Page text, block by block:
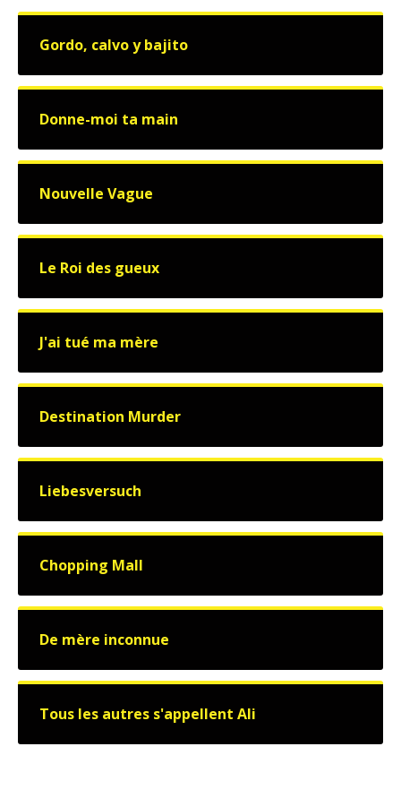
Gordo, calvo y bajito
Donne-moi ta main
Nouvelle Vague
Le Roi des gueux
J'ai tué ma mère
Destination Murder
Liebesversuch
Chopping Mall
De mère inconnue
Tous les autres s'appellent Ali